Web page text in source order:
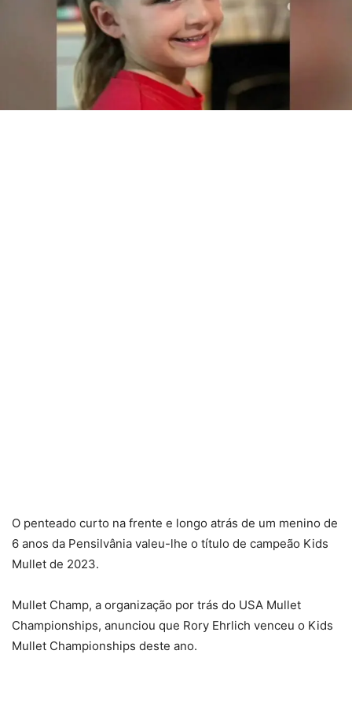
O penteado curto na frente e longo atrás de um menino de
6 anos da Pensilvânia valeu-lhe o título de campeão Kids
Mullet de 2023.
Mullet Champ, a organização por trás do USA Mullet
Championships, anunciou que Rory Ehrlich venceu o Kids
Mullet Championships deste ano.